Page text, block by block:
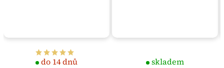
do 14 dnů skladem